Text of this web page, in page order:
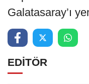
Galatasaray’ı
EDİTÖR